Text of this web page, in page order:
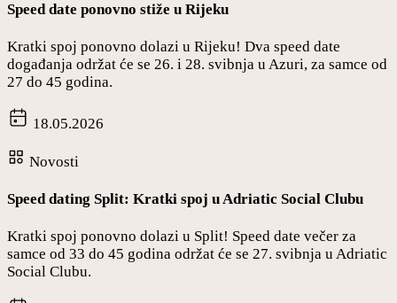
Speed date ponovno stiže u Rijeku
Kratki spoj ponovno dolazi u Rijeku! Dva speed date
događanja održat će se 26. i 28. svibnja u Azuri, za samce od
27 do 45 godina.
18.05.2026
Novosti
Speed dating Split: Kratki spoj u Adriatic Social Clubu
Kratki spoj ponovno dolazi u Split! Speed date večer za
samce od 33 do 45 godina održat će se 27. svibnja u Adriatic
Social Clubu.